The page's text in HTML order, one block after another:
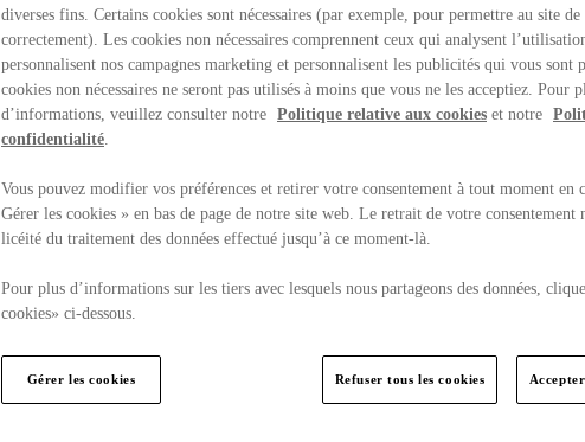
diverses fins. Certains cookies sont nécessaires (par exemple, pour permettre au site
correctement). Les cookies non nécessaires comprennent ceux qui analysent
personnalisent nos campagnes marketing et personnalisent les publicités qui vous sont
cookies non nécessaires ne seront pas utilisés à moins que vous ne les acceptiez. Pour
d’informations, veuillez consulter notre Politique relative aux cookies et notre
confidentialité.
Vous pouvez modifier vos préférences et retirer votre consentement à tout moment en
Gérer les cookies » en bas de page de notre site web. Le retrait de votre consentement
licéité du traitement des données effectué jusqu’à ce moment-là.
Pour plus d’informations sur les tiers avec lesquels nous partageons des données,
cookies» ci-dessous.
Gérer les cookies Refuser tous les cookies